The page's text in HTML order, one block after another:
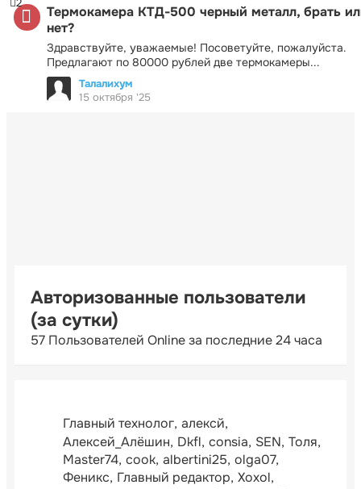
Термокамера КТД-500 черный металл, брать
нет?
Здравствуйте, уважаемые! Посоветуйте, пожалуйста.
Предлагают по 80000 рублей две термокамеры...
2
Талалихум
15 октября '25
Авторизованные пользователи
(за сутки)
57 Пользователей Online за последние 24 часа
Главный технолог алексй
Алексей_Алёшин Dkfl consia SEN Толя
Master74 cook albertini25 olga07
Феникс Главный редактор Xoxol